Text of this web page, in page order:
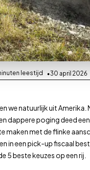
leestijd 30 april 2026
we natuurlijk uit
dappere poging deed
maken met de flinke
in een pick-up fiscaal
5 beste keuzes op een rij.